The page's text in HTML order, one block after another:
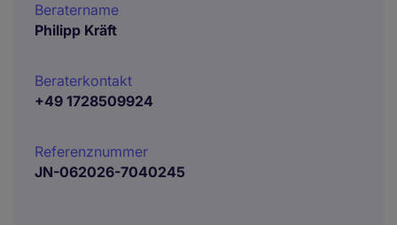
Beratername
Philipp Kräft
Beraterkontakt
+49 1728509924
Referenznummer
JN-062026-7040245